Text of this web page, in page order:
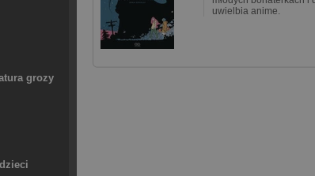
grozy
uwielbia anime.